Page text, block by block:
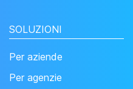
SOLUZIONI
Per aziende
Per agenzie